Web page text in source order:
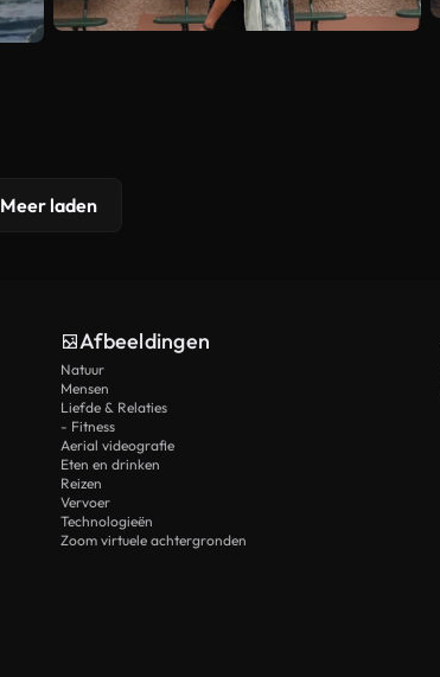
Meer laden
Afbeeldingen
Natuur
Mensen
Liefde & Relaties
- Fitness
Aerial videografie
Eten en drinken
Reizen
Vervoer
Technologieën
Zoom virtuele achtergronden